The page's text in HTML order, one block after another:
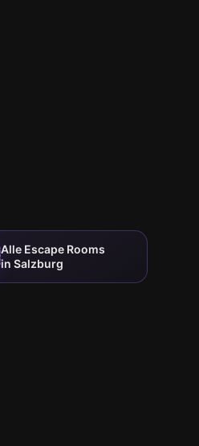
Alle Escape Rooms
in Salzburg